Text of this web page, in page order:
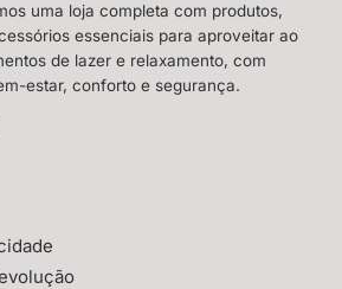
uma loja completa com produtos,
essenciais para aproveitar ao
de lazer e relaxamento, com
estar, conforto e segurança.